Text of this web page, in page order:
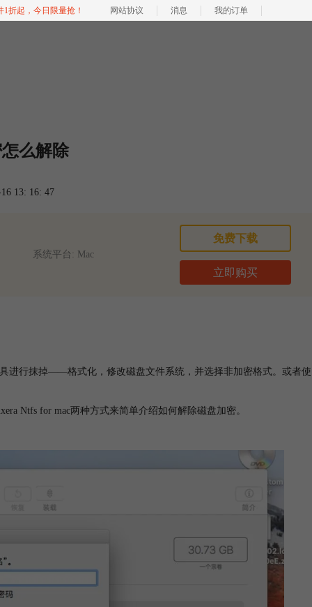
折起，今日限量抢！ 网站协议 消息 我的订单
么解除
13: 16: 47
系统平台: Mac
免费下载
立即购买
进行抹掉——格式化，修改磁盘文件系统，并选择非加密格式。或者使
Ntfs for mac两种方式来简单介绍如何解除磁盘加密。